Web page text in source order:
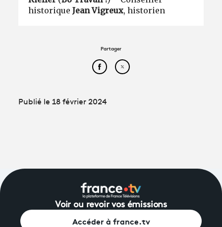
historiqueJean Vigreux, historien
Partager
Partager cet article sur
Partager cet article sur
Publié le 18 février 2024
Voir ou revoir vos émissions
Accéder à france.tv